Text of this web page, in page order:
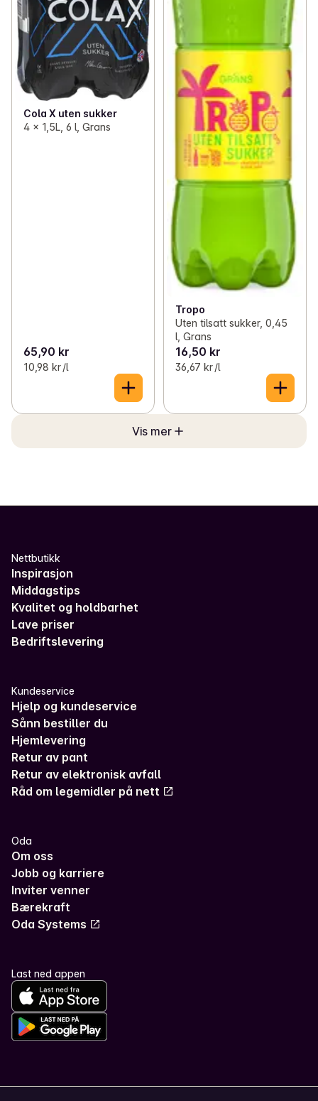
Cola X uten sukker
4 x 1,5L, 6 l, Grans
65,90 kr
10,98 kr /l
Tropo
Uten tilsatt sukker, 0,45
l, Grans
16,50 kr
36,67 kr /l
Vis mer
Nettbutikk
Inspirasjon
Middagstips
Kvalitet og holdbarhet
Lave priser
Bedriftslevering
Kundeservice
Hjelp og kundeservice
Sånn bestiller du
Hjemlevering
Retur av pant
Retur av elektronisk avfall
Råd om legemidler på nett
Oda
Om oss
Jobb og karriere
Inviter venner
Bærekraft
Oda Systems
Last ned appen